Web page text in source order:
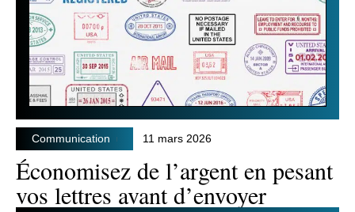
Communication 11 mars 2026
Économisez de l’argent en pesant
vos lettres avant d’envoyer